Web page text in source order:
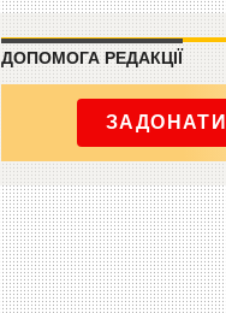
ДОПОМОГА РЕДАКЦІЇ